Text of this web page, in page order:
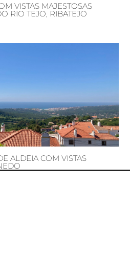
VISTAS MAJESTOSAS
RIO TEJO, RIBATEJO
ALDEIA COM VISTAS